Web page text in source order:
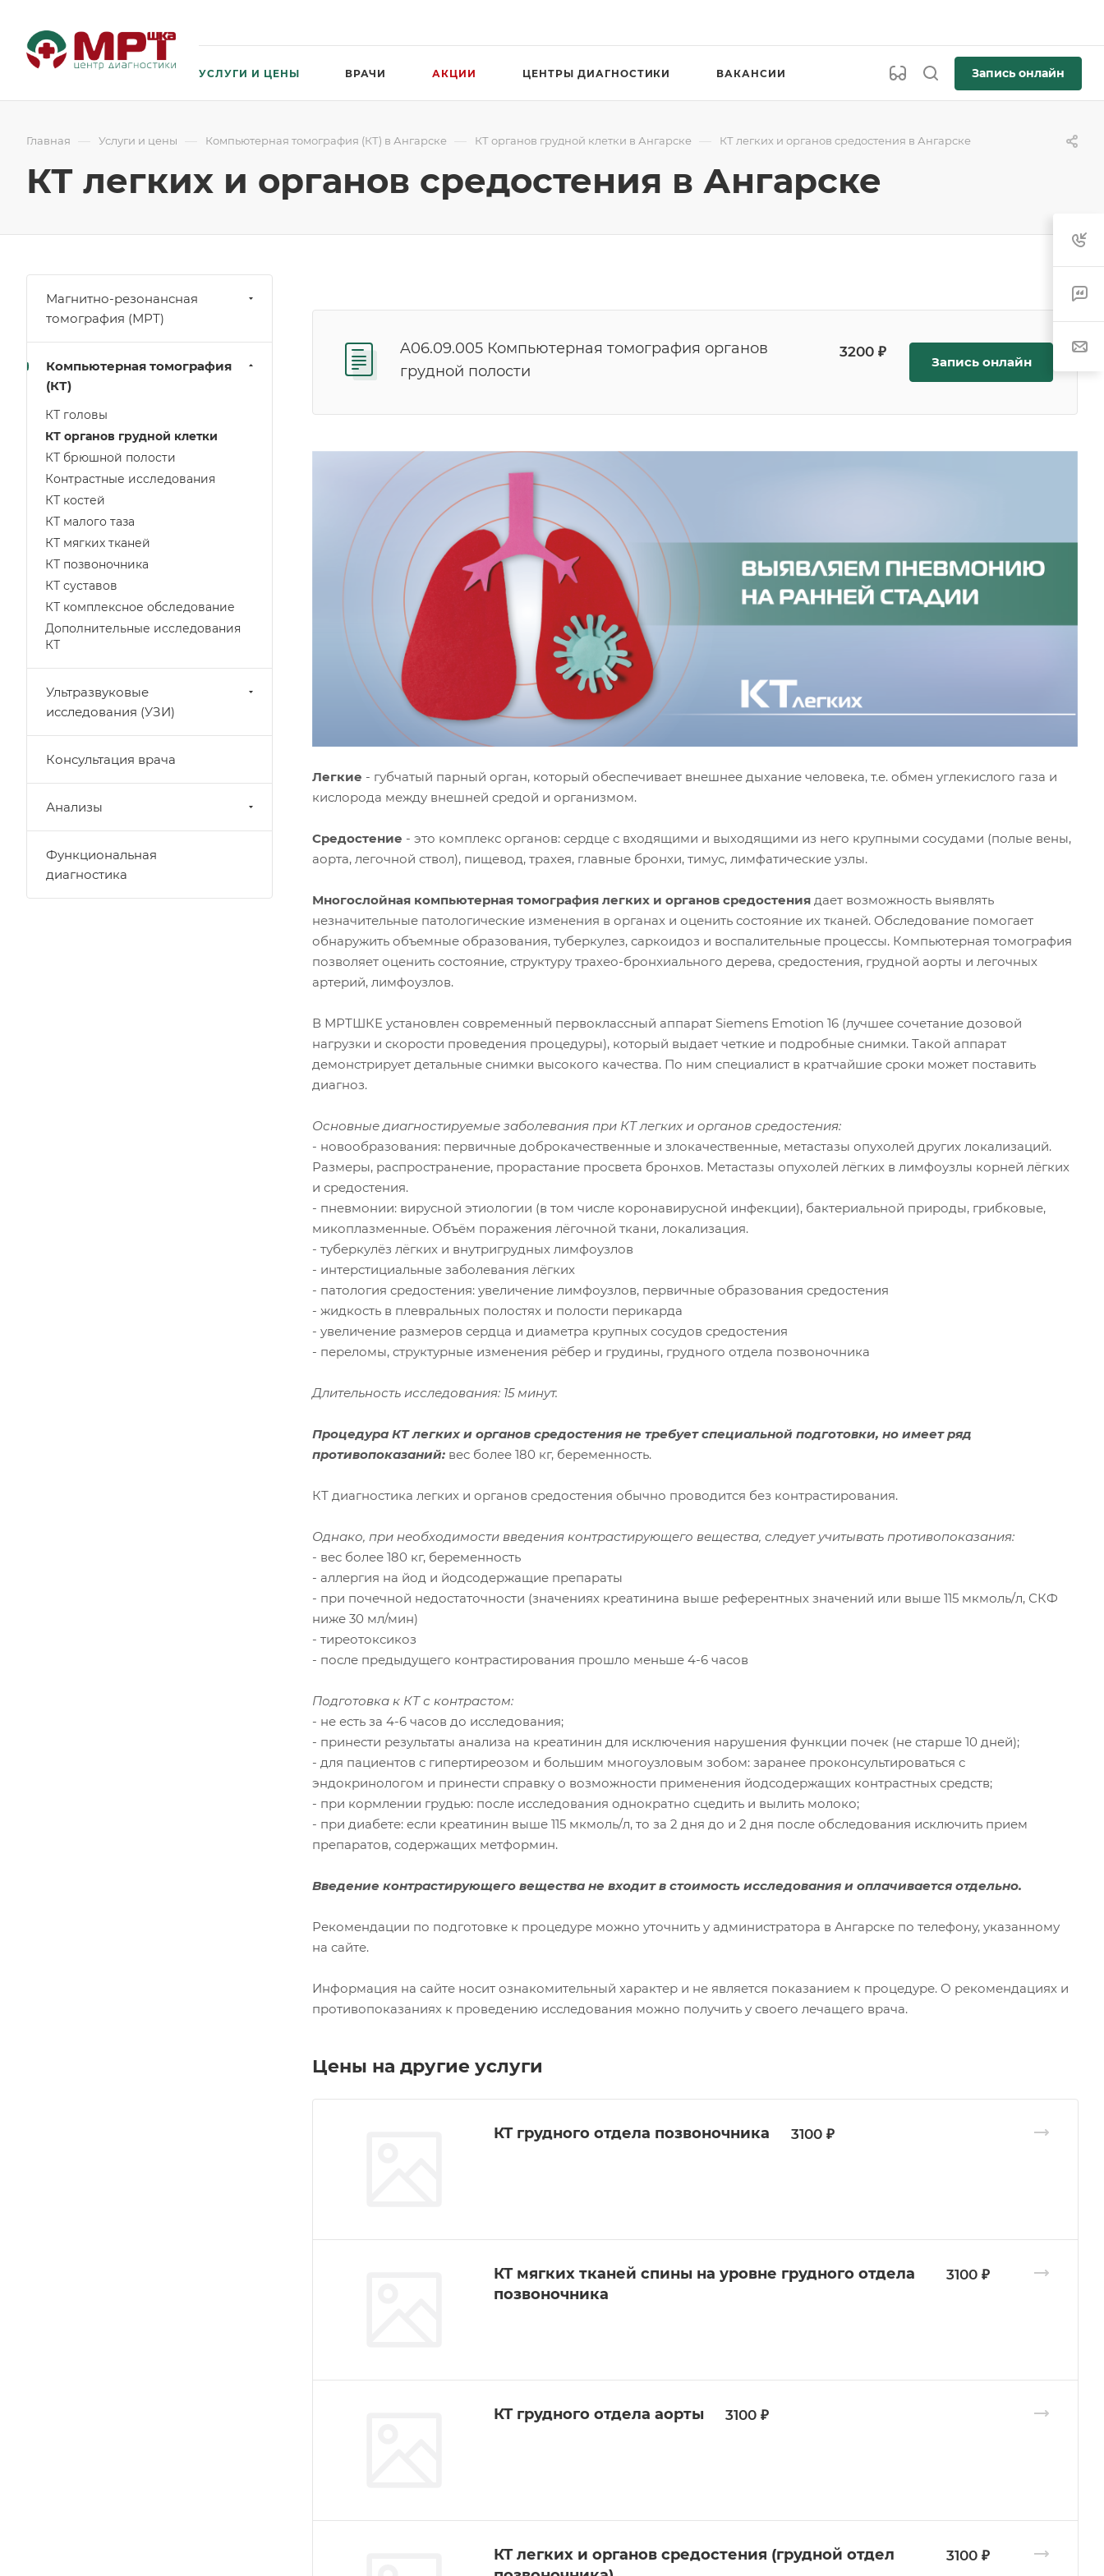
УСЛУГИ И ЦЕНЫ ВРАЧИ АКЦИИ ЦЕНТРЫ ДИАГНОСТИКИ ВАКАНСИИ Запись онлайн
Главная — Услуги и цены — Компьютерная томография (КТ) в Ангарске — КТ органов грудной клетки в Ангарске — КТ легких и органов средостения в Ангарске
КТ легких и органов средостения в Ангарске
A06.09.005 Компьютерная томография органов
грудной полости
3200 ₽
Запись онлайн
Легкие - губчатый парный орган, который обеспечивает внешнее дыхание человека, т.е. обмен углекислого газа и
кислорода между внешней средой и организмом.
Средостение - это комплекс органов: сердце с входящими и выходящими из него крупными сосудами (полые вены,
аорта, легочной ствол), пищевод, трахея, главные бронхи, тимус, лимфатические узлы.
Многослойная компьютерная томография легких и органов средостения дает возможность выявлять
незначительные патологические изменения в органах и оценить состояние их тканей. Обследование помогает
обнаружить объемные образования, туберкулез, саркоидоз и воспалительные процессы. Компьютерная томография
позволяет оценить состояние, структуру трахео-бронхиального дерева, средостения, грудной аорты и легочных
артерий, лимфоузлов.
В МРТШКЕ установлен современный первоклассный аппарат Siemens Emotion 16 (лучшее сочетание дозовой
нагрузки и скорости проведения процедуры), который выдает четкие и подробные снимки. Такой аппарат
демонстрирует детальные снимки высокого качества. По ним специалист в кратчайшие сроки может поставить
диагноз.
Основные диагностируемые заболевания при КТ легких и органов средостения:
- новообразования: первичные доброкачественные и злокачественные, метастазы опухолей других локализаций.
Размеры, распространение, прорастание просвета бронхов. Метастазы опухолей лёгких в лимфоузлы корней лёгких
и средостения.
- пневмонии: вирусной этиологии (в том числе коронавирусной инфекции), бактериальной природы, грибковые,
микоплазменные. Объём поражения лёгочной ткани, локализация.
- туберкулёз лёгких и внутригрудных лимфоузлов
- интерстициальные заболевания лёгких
- патология средостения: увеличение лимфоузлов, первичные образования средостения
- жидкость в плевральных полостях и полости перикарда
- увеличение размеров сердца и диаметра крупных сосудов средостения
- переломы, структурные изменения рёбер и грудины, грудного отдела позвоночника
Длительность исследования: 15 минут.
Процедура КТ легких и органов средостения не требует специальной подготовки, но имеет ряд
противопоказаний: вес более 180 кг, беременность.
КТ диагностика легких и органов средостения обычно проводится без контрастирования.
Однако, при необходимости введения контрастирующего вещества, следует учитывать противопоказания:
- вес более 180 кг, беременность
- аллергия на йод и йодсодержащие препараты
- при почечной недостаточности (значениях креатинина выше референтных значений или выше 115 мкмоль/л, СКФ
ниже 30 мл/мин)
- тиреотоксикоз
- после предыдущего контрастирования прошло меньше 4-6 часов
Подготовка к КТ с контрастом:
- не есть за 4-6 часов до исследования;
- принести результаты анализа на креатинин для исключения нарушения функции почек (не старше 10 дней);
- для пациентов с гипертиреозом и большим многоузловым зобом: заранее проконсультироваться с
эндокринологом и принести справку о возможности применения йодсодержащих контрастных средств;
- при кормлении грудью: после исследования однократно сцедить и вылить молоко;
- при диабете: если креатинин выше 115 мкмоль/л, то за 2 дня до и 2 дня после обследования исключить прием
препаратов, содержащих метформин.
Введение контрастирующего вещества не входит в стоимость исследования и оплачивается отдельно.
Рекомендации по подготовке к процедуре можно уточнить у администратора в Ангарске по телефону, указанному
на сайте.
Информация на сайте носит ознакомительный характер и не является показанием к процедуре. О рекомендациях и
противопоказаниях к проведению исследования можно получить у своего лечащего врача.
Цены на другие услуги
КТ грудного отдела позвоночника 3100 ₽
КТ мягких тканей спины на уровне грудного отдела
позвоночника
3100 ₽
КТ грудного отдела аорты 3100 ₽
КТ легких и органов средостения (грудной отдел
3100 ₽
Магнитно-резонансная
томография (МРТ)
Компьютерная томография
(КТ)
КТ головы
КТ органов грудной клетки
КТ брюшной полости
Контрастные исследования
КТ костей
КТ малого таза
КТ мягких тканей
КТ позвоночника
КТ суставов
КТ комплексное обследование
Дополнительные исследования
КТ
Ультразвуковые
исследования (УЗИ)
Консультация врача
Анализы
Функциональная
диагностика